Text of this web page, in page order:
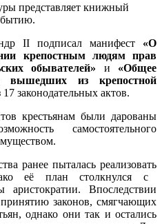
представляет книжный
II подписал манифест «О
крепостным людям прав
обывателей» и «Общее
вышедших из крепостной
законодательных актов.
крестьянам были дарованы
самостоятельного
ранее пыталась реализовать
её план столкнулся с
аристократии. Впоследствии
законов, смягчающих
однако они так и остались